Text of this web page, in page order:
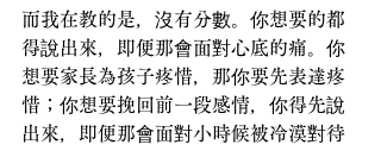
而我在教的是，沒有分數。你想要的都
得說出來，即便那會面對心底的痛。你
想要家長為孩子疼惜，那你要先表達疼
惜；你想要挽回前一段感情，你得先說
出來，即便那會面對小時候被冷漠對待